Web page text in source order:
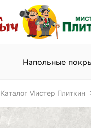
Напольные
Каталог Мистер Плиткин